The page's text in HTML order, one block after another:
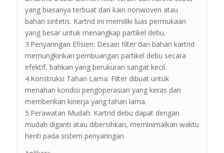
yang biasanya terbuat dari kain nonwoven atau
bahan sintetis. Kartrid ini memiliki luas permukaan
yang besar untuk menangkap partikel debu.
3.Penyaringan Efisien: Desain filter dan bahan kartrid
memungkinkan pembuangan partikel debu secara
efektif, bahkan yang berukuran sangat kecil.
4.Konstruksi Tahan Lama: Filter dibuat untuk
menahan kondisi pengoperasian yang keras dan
memberikan kinerja yang tahan lama.
5.Perawatan Mudah: Kartrid debu dapat dengan
mudah diganti atau dibersihkan, meminimalkan waktu
henti pada sistem penyaringan.